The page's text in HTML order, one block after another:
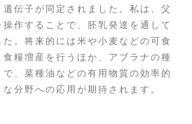
伝子が同定されました。私は、父
作することで、胚乳発達を通して
。将来的には米や小麦などの可食
糧増産を行うほか、アブラナの種
、菜種油などの有用物質の効率的
分野への応用が期待されます。